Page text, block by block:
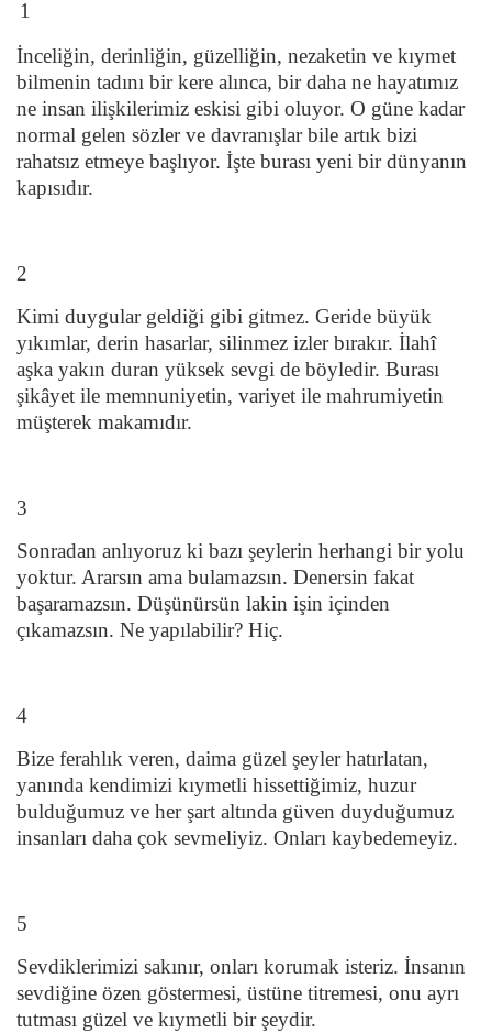
1
İnceliğin, derinliğin, güzelliğin, nezaketin ve kıymet
bilmenin tadını bir kere alınca, bir daha ne hayatımız
ne insan ilişkilerimiz eskisi gibi oluyor. O güne kadar
normal gelen sözler ve davranışlar bile artık bizi
rahatsız etmeye başlıyor. İşte burası yeni bir dünyanın
kapısıdır.
2
Kimi duygular geldiği gibi gitmez. Geride büyük
yıkımlar, derin hasarlar, silinmez izler bırakır. İlahî
aşka yakın duran yüksek sevgi de böyledir. Burası
şikâyet ile memnuniyetin, variyet ile mahrumiyetin
müşterek makamıdır.
3
Sonradan anlıyoruz ki bazı şeylerin herhangi bir yolu
yoktur. Ararsın ama bulamazsın. Denersin fakat
başaramazsın. Düşünürsün lakin işin içinden
çıkamazsın. Ne yapılabilir? Hiç.
4
Bize ferahlık veren, daima güzel şeyler hatırlatan,
yanında kendimizi kıymetli hissettiğimiz, huzur
bulduğumuz ve her şart altında güven duyduğumuz
insanları daha çok sevmeliyiz. Onları kaybedemeyiz.
5
Sevdiklerimizi sakınır, onları korumak isteriz. İnsanın
sevdiğine özen göstermesi, üstüne titremesi, onu ayrı
tutması güzel ve kıymetli bir şeydir.